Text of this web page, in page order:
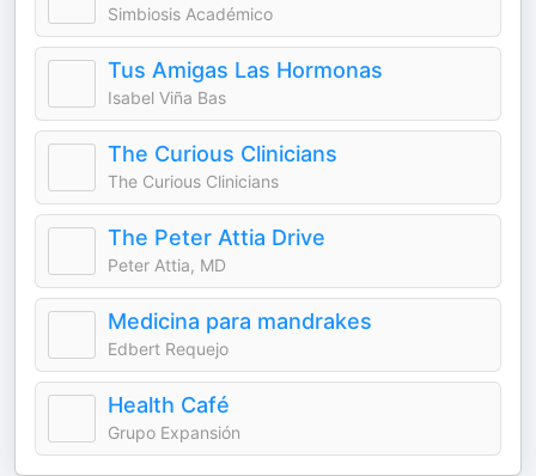
Simbiosis Académico
Tus Amigas Las Hormonas
Isabel Viña Bas
The Curious Clinicians
The Curious Clinicians
The Peter Attia Drive
Peter Attia, MD
Medicina para mandrakes
Edbert Requejo
Health Café
Grupo Expansión